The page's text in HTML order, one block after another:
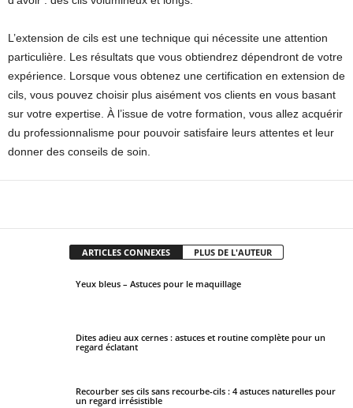
L’extension de cils est une technique qui nécessite une attention
particulière. Les résultats que vous obtiendrez dépendront de votre
expérience. Lorsque vous obtenez une certification en extension de
cils, vous pouvez choisir plus aisément vos clients en vous basant
sur votre expertise. À l’issue de votre formation, vous allez acquérir
du professionnalisme pour pouvoir satisfaire leurs attentes et leur
donner des conseils de soin.
ARTICLES CONNEXES PLUS DE L'AUTEUR
Yeux bleus – Astuces pour le maquillage
Dites adieu aux cernes : astuces et routine complète pour un
regard éclatant
Recourber ses cils sans recourbe-cils : 4 astuces naturelles pour
un regard irrésistible